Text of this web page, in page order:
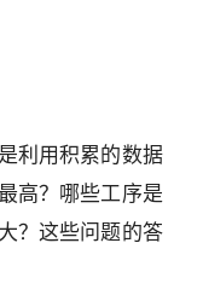
利用积累的数据
高？哪些工序是
？这些问题的答